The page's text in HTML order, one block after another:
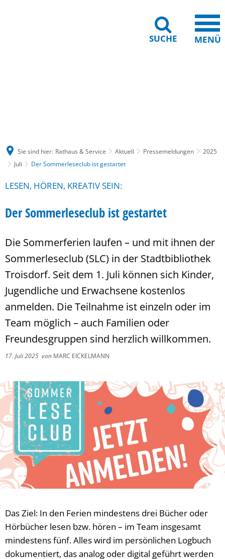
SUCHE MENÜ
Sie sind hier: Rathaus & Service Aktuell Pressemeldungen
2025
Juli
Der Sommerleseclub ist gestartet
LESEN, HÖREN, KREATIV SEIN:
Der Sommerleseclub ist gestartet
Die Sommerferien laufen – und mit ihnen der
Sommerleseclub (SLC) in der Stadtbibliothek
Troisdorf. Seit dem 1. Juli können sich Kinder,
Jugendliche und Erwachsene kostenlos
anmelden. Die Teilnahme ist einzeln oder im
Team möglich – auch Familien oder
Freundesgruppen sind herzlich willkommen.
17. Juli 2025 von MARC EICKELMANN
Das Ziel: In den Ferien mindestens drei Bücher oder
Hörbücher lesen bzw. hören – im Team insgesamt
mindestens fünf. Alles wird im persönlichen Logbuch
dokumentiert, das analog oder digital geführt werden